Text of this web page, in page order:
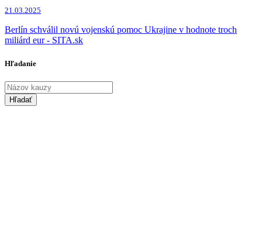
21.03.2025
Berlín schválil novú vojenskú pomoc Ukrajine v hodnote troch
miliárd eur - SITA.sk
Hľadanie